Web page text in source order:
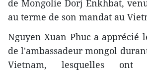
de Mongolie Dorj Enkhbat,
au terme de son mandat au
Nguyen Xuan Phuc a apprécié
de l'ambassadeur mongol
Vietnam, lesquelles ont